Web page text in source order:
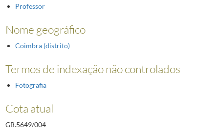
Professor
Nome geográfico
Coimbra (distrito)
Termos de indexação não controlados
Fotografia
Cota atual
GB.5649/004